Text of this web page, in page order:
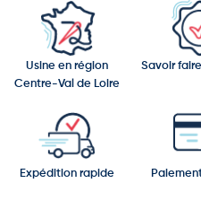
Parmi les sites remarquables du
Le parc archéologique de
Les tombeaux des Rois
Le monastère de Kykkos
La vieille ville de Nicosie
Usine en région
Centre-Val de Loire
Savoir
Expédition rapide